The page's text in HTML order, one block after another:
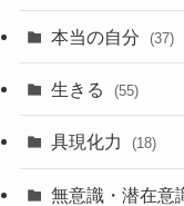
本当の自分 (37)
生きる (55)
具現化力 (18)
無意識・潜在意